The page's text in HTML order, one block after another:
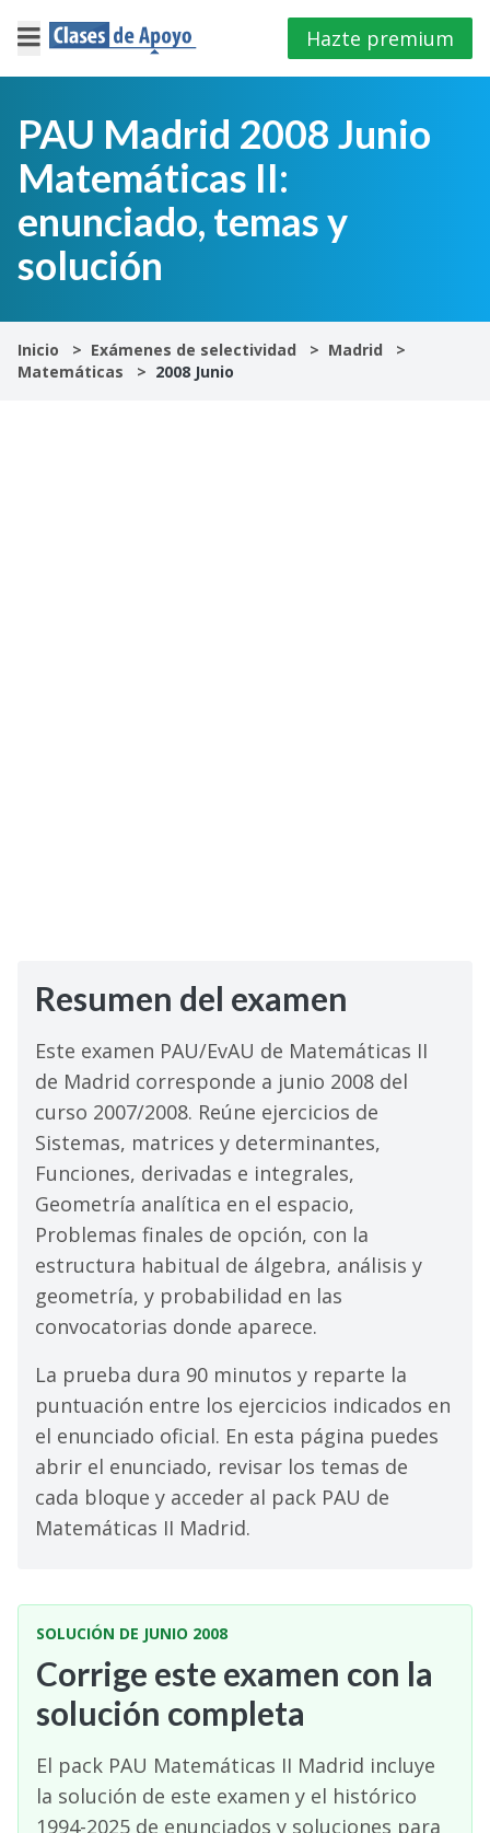
×
Iniciar
sesión
4º
E.S.O
1º
Bachillerato
Hazte premium
PAU Madrid 2008 Junio
Matemáticas II:
enunciado, temas y
solución
Inicio Exámenes de selectividad
Madrid
Matemáticas
2008 Junio
Resumen del examen
Este examen PAU/EvAU de Matemáticas II
de Madrid corresponde a junio 2008 del
curso 2007/2008. Reúne ejercicios de
Sistemas, matrices y determinantes,
Funciones, derivadas e integrales,
Geometría analítica en el espacio,
Problemas finales de opción, con la
estructura habitual de álgebra, análisis y
geometría, y probabilidad en las
convocatorias donde aparece.
La prueba dura 90 minutos y reparte la
puntuación entre los ejercicios indicados en
el enunciado oficial. En esta página puedes
abrir el enunciado, revisar los temas de
cada bloque y acceder al pack PAU de
Matemáticas II Madrid.
SOLUCIÓN DE JUNIO 2008
Corrige este examen con la
solución completa
El pack PAU Matemáticas II Madrid incluye
la solución de este examen y el histórico
1994-2025 de enunciados y soluciones para